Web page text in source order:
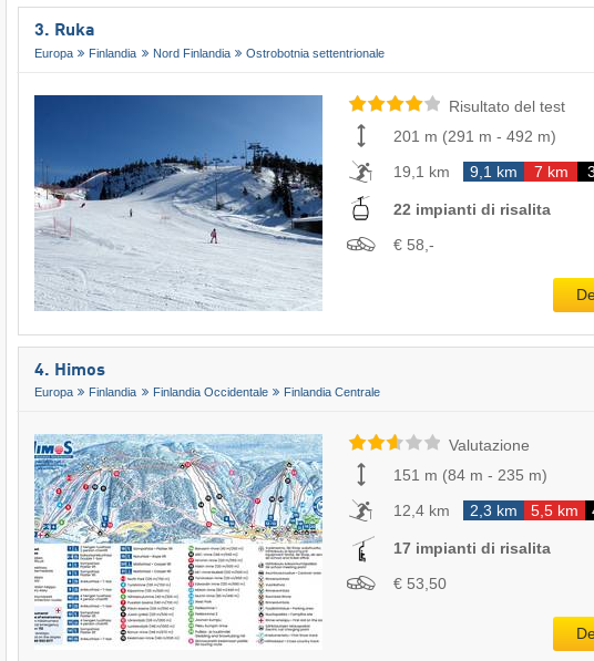
3. Ruka
Europa Finlandia Nord Finlandia Ostrobotnia settentrionale
Risultato del test
201 m (291 m - 492 m)
19,1 km
9,1 km 7 km
22 impianti di risalita
€ 58,-
4. Himos
Europa Finlandia Finlandia Occidentale Finlandia Centrale
Valutazione
151 m (84 m - 235 m)
12,4 km
2,3 km 5,5 km
17 impianti di risalita
€ 53,50